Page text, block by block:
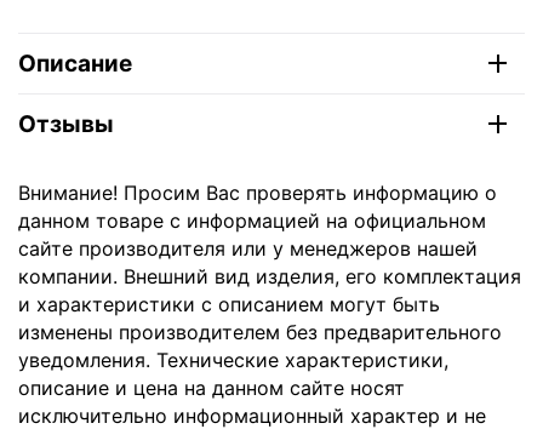
Описание
Отзывы
Внимание! Просим Вас проверять информацию о
данном товаре с информацией на официальном
сайте производителя или у менеджеров нашей
компании. Внешний вид изделия, его комплектация
и характеристики с описанием могут быть
изменены производителем без предварительного
уведомления. Технические характеристики,
описание и цена на данном сайте носят
исключительно информационный характер и не